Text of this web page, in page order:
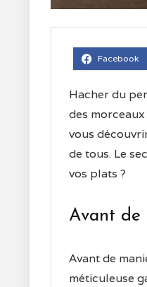
Hacher du
des
vous
de tous. Le
vos plats ?
Avant de
Avant de
méticuleuse